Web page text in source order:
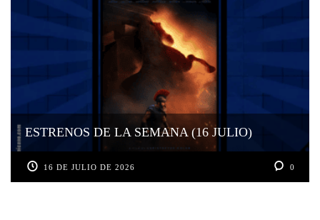
ESTRENOS DE LA SEMANA (16 JULIO)
16 DE JULIO DE 2026 0